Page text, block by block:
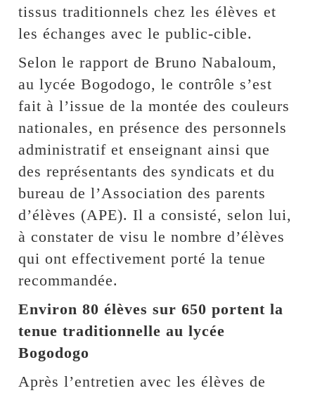
tissus traditionnels chez les élèves et
les échanges avec le public-cible.
Selon le rapport de Bruno Nabaloum,
au lycée Bogodogo, le contrôle s’est
fait à l’issue de la montée des couleurs
nationales, en présence des personnels
administratif et enseignant ainsi que
des représentants des syndicats et du
bureau de l’Association des parents
d’élèves (APE). Il a consisté, selon lui,
à constater de visu le nombre d’élèves
qui ont effectivement porté la tenue
recommandée.
Environ 80 élèves sur 650 portent la
tenue traditionnelle au lycée
Bogodogo
Après l’entretien avec les élèves de